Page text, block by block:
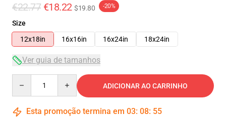
€22.77 €18.22 $19.80 -20%
Size
12x18in
16x16in 16x24in 18x24in
Ver guia de tamanhos
ADICIONAR AO CARRINHO
Esta promoção termina em 03: 08: 54